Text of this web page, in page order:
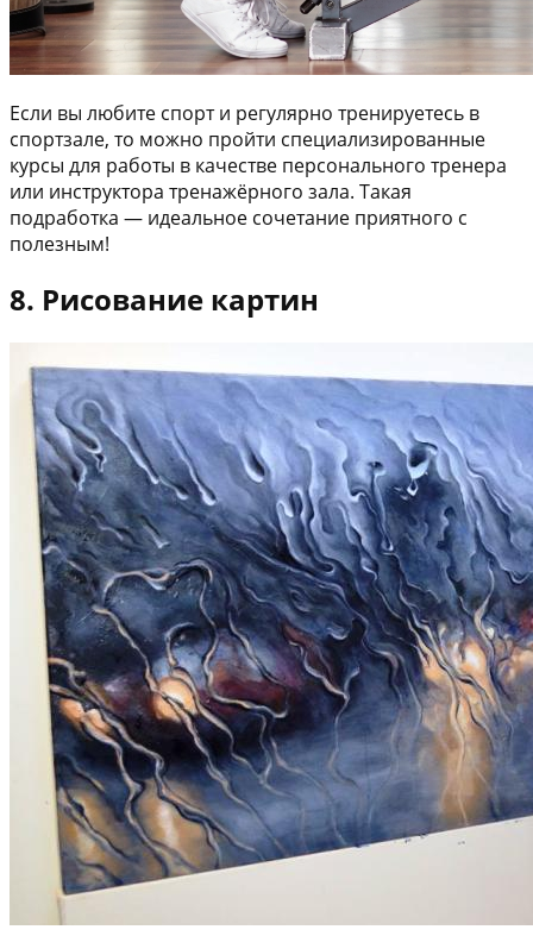
Если вы любите спорт и регулярно тренируетесь в
спортзале, то можно пройти специализированные
курсы для работы в качестве персонального тренера
или инструктора тренажёрного зала. Такая
подработка — идеальное сочетание приятного с
полезным!
8. Рисование картин